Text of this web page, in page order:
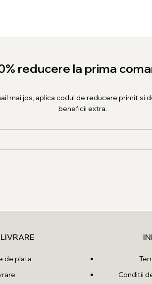
reducere la prima
mai jos, aplica codul de reducere primit si
beneficii extra.
de plata
Conditii